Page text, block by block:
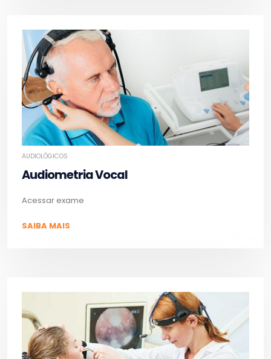
AUDIOLÓGICOS
Audiometria Vocal
Acessar exame
SAIBA MAIS